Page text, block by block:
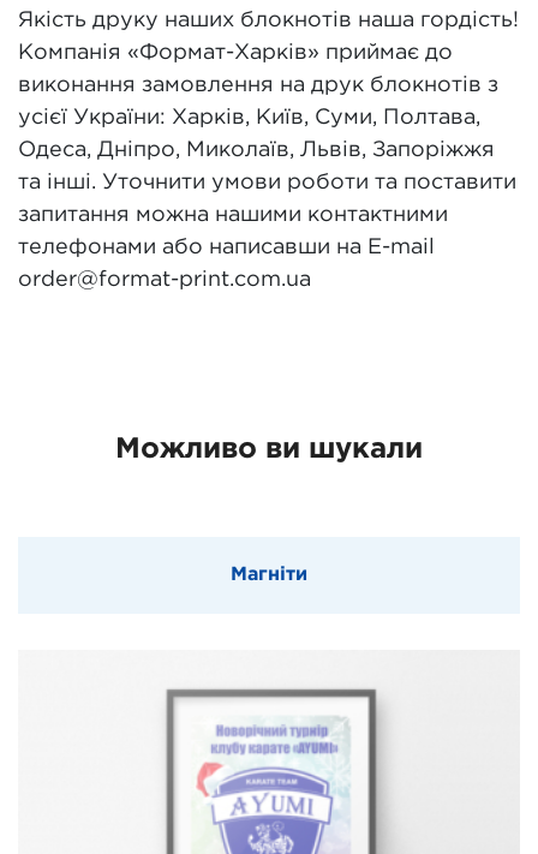
Якість друку наших блокнотів наша гордість!
Компанія «Формат-Харків» приймає до
виконання замовлення на друк блокнотів з
усієї України: Харків, Київ, Суми, Полтава,
Одеса, Дніпро, Миколаїв, Львів, Запоріжжя
та інші. Уточнити умови роботи та поставити
запитання можна нашими контактними
телефонами або написавши на E-mail
order@format-print.com.ua
Можливо ви шукали
Магніти